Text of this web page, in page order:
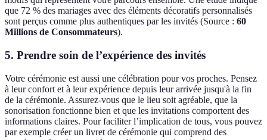
que 72 % des mariages avec des éléments décoratifs personnalisés
sont perçus comme plus authentiques par les invités (Source : 60
Millions de Consommateurs).
5. Prendre soin de l’expérience des invités
Votre cérémonie est aussi une célébration pour vos proches. Pensez
à leur confort et à leur expérience depuis leur arrivée jusqu'à la fin
de la cérémonie. Assurez-vous que le lieu soit agréable, que la
sonorisation fonctionne bien et que les invitations comportent des
informations claires. Pour faciliter l’implication de tous, vous pouvez
par exemple créer un livret de cérémonie qui comprend des